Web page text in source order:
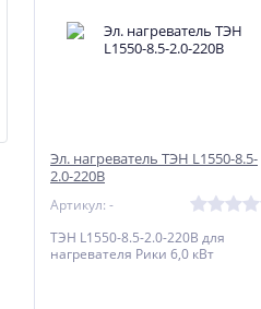
Не указана цена
Эл. нагреватель ТЭН L1550-8.5-
2.0-220В
Артикул: -
ТЭН L1550-8.5-2.0-220В для
нагревателя Рики 6,0 кВт